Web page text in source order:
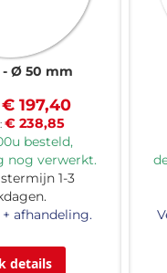
Ø 50 mm
€ 238,85
€ 197,40
besteld,
nog verwerkt.
1-3
afhandeling.
details